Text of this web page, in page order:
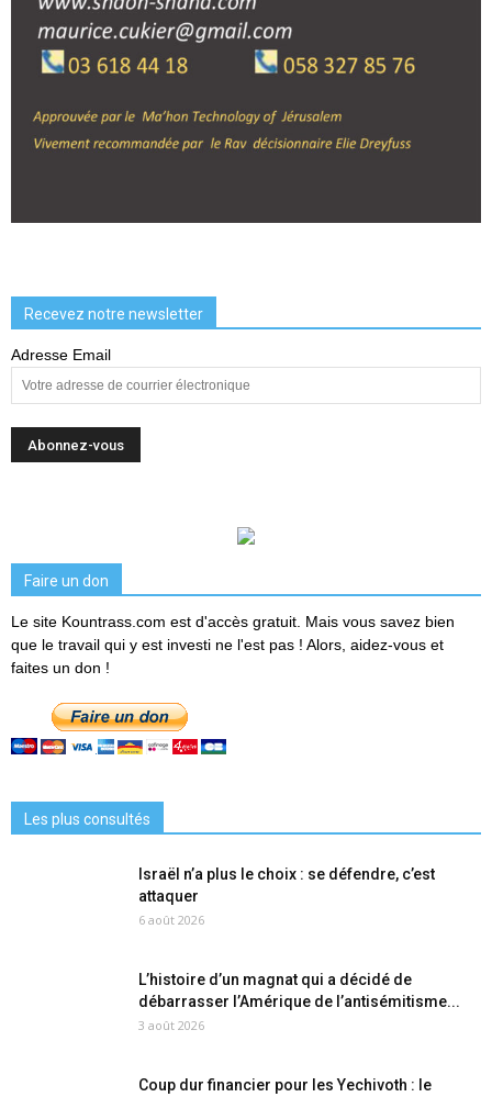
Recevez notre newsletter
Adresse Email
Faire un don
Le site Kountrass.com est d'accès gratuit. Mais vous savez bien
que le travail qui y est investi ne l'est pas ! Alors, aidez-vous et
faites un don !
Les plus consultés
Israël n’a plus le choix : se défendre, c’est
attaquer
6 août 2026
L’histoire d’un magnat qui a décidé de
débarrasser l’Amérique de l’antisémitisme...
3 août 2026
Coup dur financier pour les Yechivoth : le